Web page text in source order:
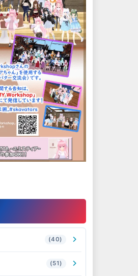
(40)
(51)